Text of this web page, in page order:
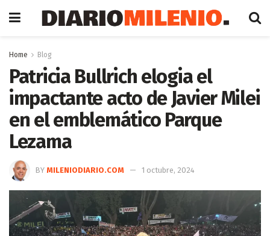
Home Blog
Patricia Bullrich elogia el
impactante acto de Javier Milei
en el emblemático Parque
Lezama
BY MILENIODIARIO.COM 1 octubre, 2024